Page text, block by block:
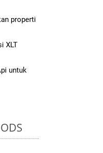
properti
XLT
untuk